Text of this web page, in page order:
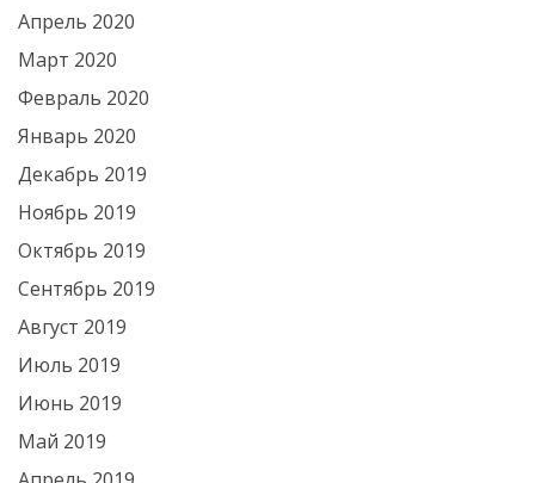
Апрель 2020
Март 2020
Февраль 2020
Январь 2020
Декабрь 2019
Ноябрь 2019
Октябрь 2019
Сентябрь 2019
Август 2019
Июль 2019
Июнь 2019
Май 2019